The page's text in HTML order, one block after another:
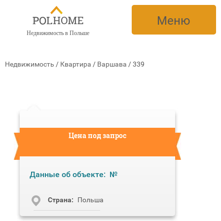
Недвижимость в Польше
Меню
Недвижимость / Квартира / Варшава /339
Цена под запрос
Данные об объекте: №
Cтрана: Польша